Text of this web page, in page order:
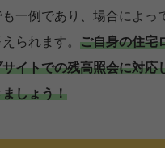
一例であり、場合によっ
られます。 ご自身の住宅
イトでの残高照会に対応
しょう！